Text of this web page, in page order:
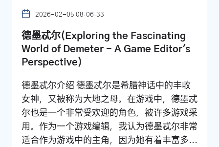
2026-02-05 08:06:33
德墨忒尔(Exploring the Fascinating
World of Demeter - A Game Editor's
Perspective)
德墨忒尔介绍 德墨忒尔是希腊神话中的丰收
女神，又被称为大地之母。在游戏中，德墨忒
尔也是一个非常受欢迎的角色，被许多游戏采
用。作为一个游戏编辑，我认为德墨忒尔非常
适合作为游戏中的主角，因为她有着丰富多...